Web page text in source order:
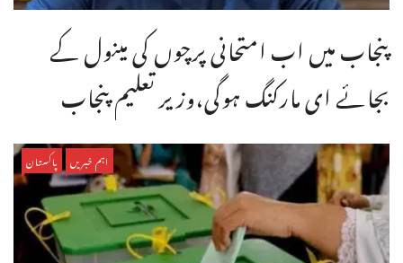
پنجاب میں اب امتحانی پرچوں کی مینول کے
بجائے ای مارکنگ ہوگی،وزیر تعلیم پنجاب
اہم خبریں پاکستان